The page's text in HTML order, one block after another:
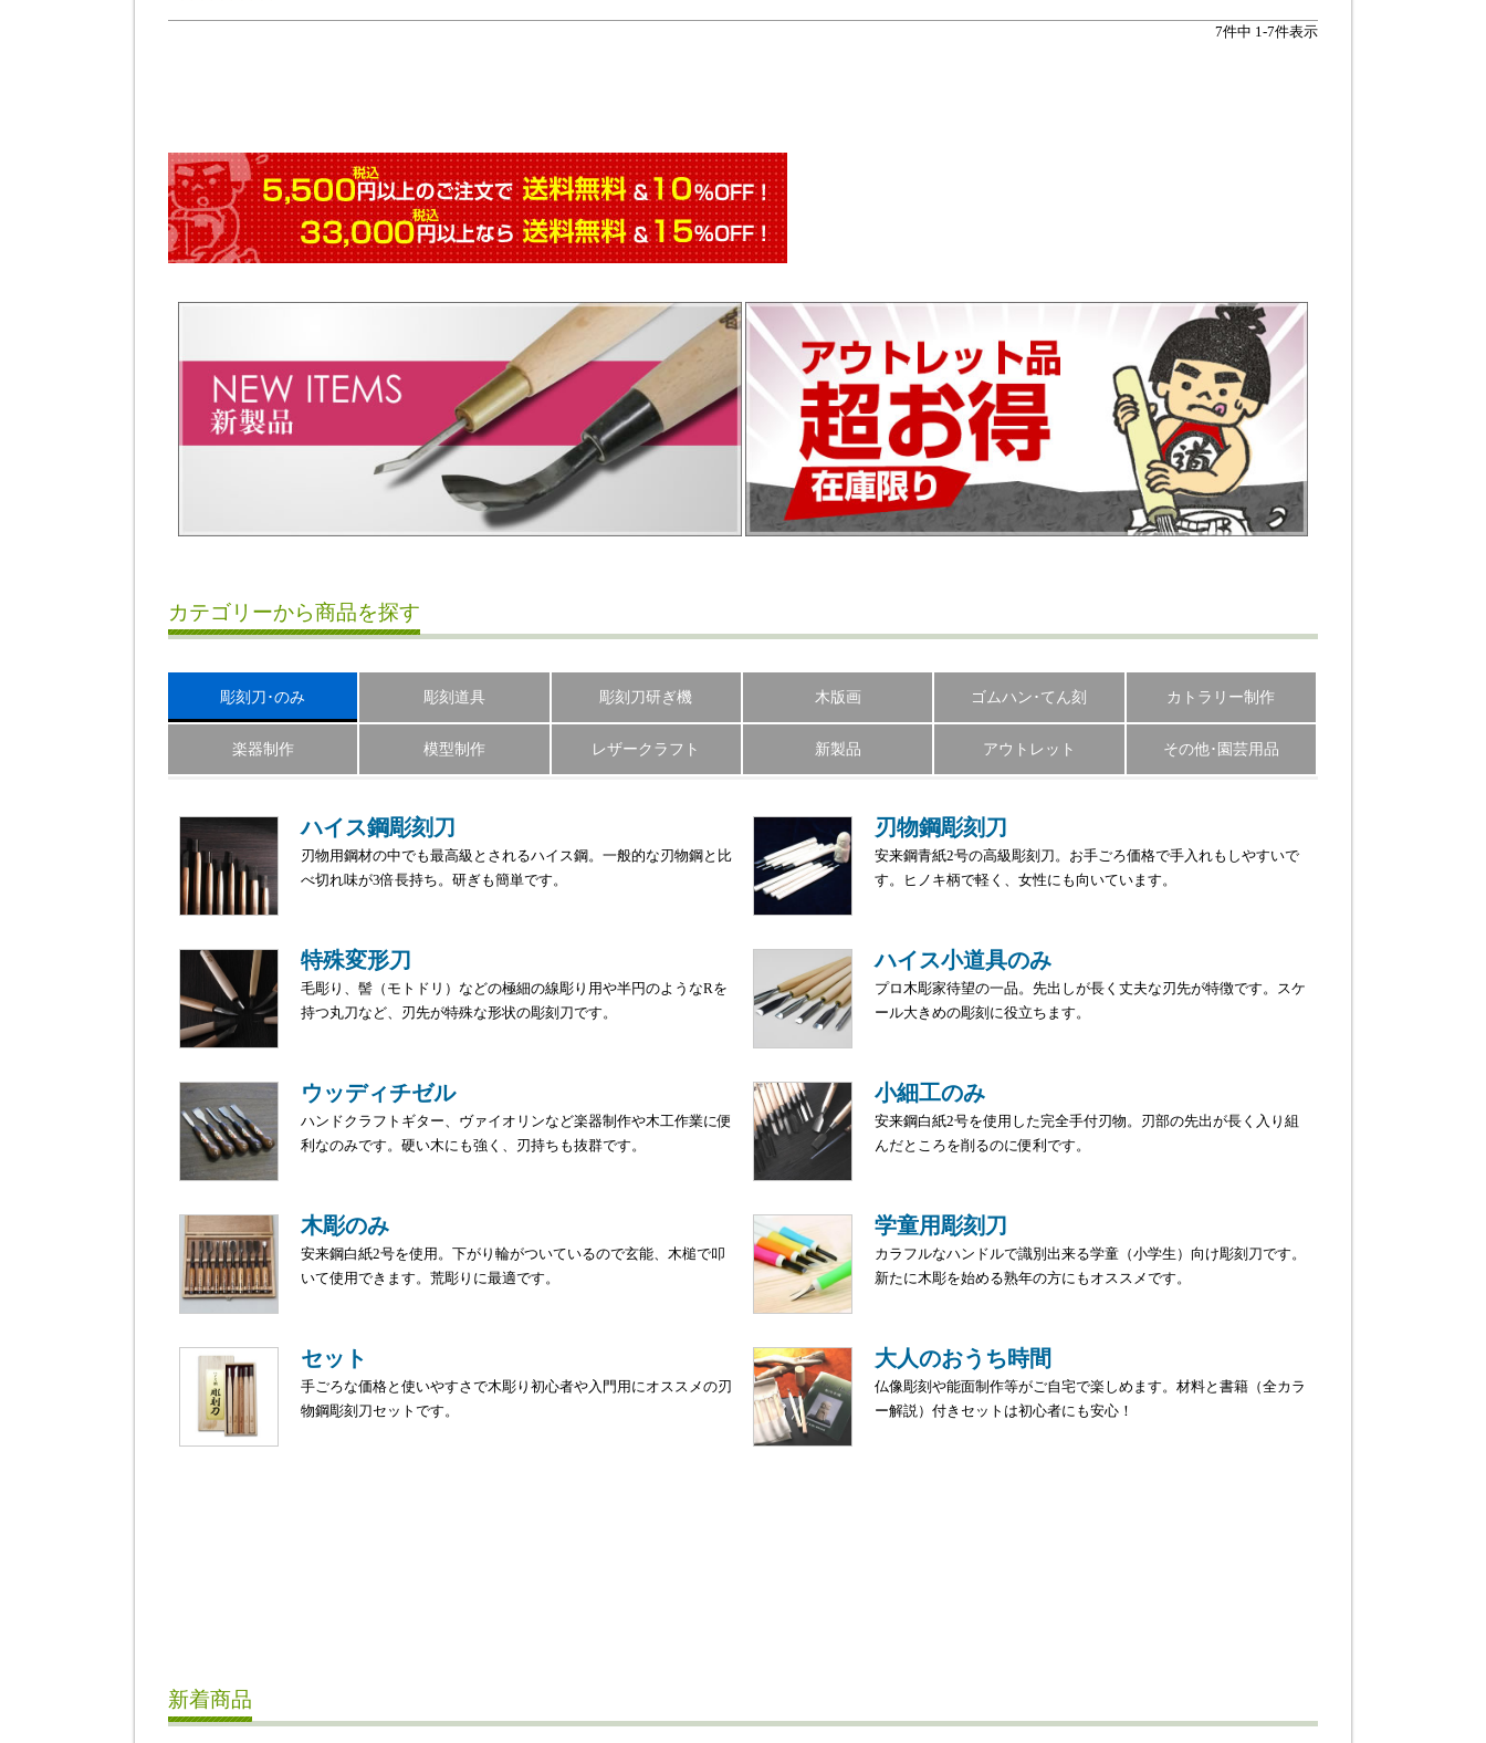
7件中 1 -7件表示
カテゴリーから商品を探す
彫刻刀･のみ 彫刻道具 彫刻刀研ぎ機 木版画 ゴムハン･てん刻 カトラリー制作
楽器制作 模型制作 レザークラフト 新製品 アウトレット その他･園芸用品
ハイス鋼彫刻刀
刃物用鋼材の中でも最高級とされるハイス鋼。一般的な刃物鋼と比
べ切れ味が3倍長持ち。研ぎも簡単です。
刃物鋼彫刻刀
安来鋼青紙2号の高級彫刻刀。お手ごろ価格で手入れもしやすいで
す。ヒノキ柄で軽く、女性にも向いています。
特殊変形刀
毛彫り、髻（モトドリ）などの極細の線彫り用や半円のようなRを
持つ丸刀など、刃先が特殊な形状の彫刻刀です。
ハイス小道具のみ
プロ木彫家待望の一品。先出しが長く丈夫な刃先が特徴です。スケ
ール大きめの彫刻に役立ちます。
ウッディチゼル
ハンドクラフトギター、ヴァイオリンなど楽器制作や木工作業に便
利なのみです。硬い木にも強く、刃持ちも抜群です。
小細工のみ
安来鋼白紙2号を使用した完全手付刃物。刃部の先出が長く入り組
んだところを削るのに便利です。
木彫のみ
安来鋼白紙2号を使用。下がり輪がついているので玄能、木槌で叩
いて使用できます。荒彫りに最適です。
学童用彫刻刀
カラフルなハンドルで識別出来る学童（小学生）向け彫刻刀です。
新たに木彫を始める熟年の方にもオススメです。
セット
手ごろな価格と使いやすさで木彫り初心者や入門用にオススメの刃
物鋼彫刻刀セットです。
大人のおうち時間
仏像彫刻や能面制作等がご自宅で楽しめます。材料と書籍（全カラ
ー解説）付きセットは初心者にも安心！
新着商品